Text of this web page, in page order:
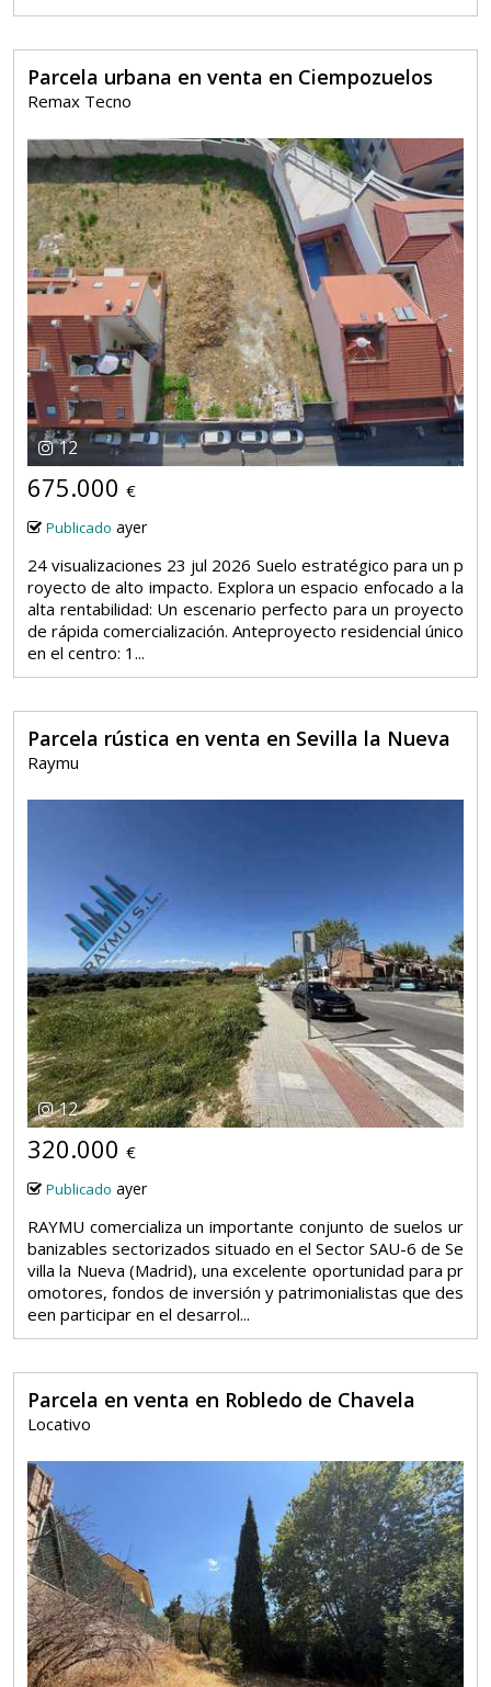
Parcela urbana en venta en Ciempozuelos
Remax Tecno
12
675.000 €
Publicado ayer
24 visualizaciones 23 jul 2026 Suelo estratégico para un p
royecto de alto impacto. Explora un espacio enfocado a la
alta rentabilidad: Un escenario perfecto para un proyecto
de rápida comercialización. Anteproyecto residencial único
en el centro: 1...
Parcela rústica en venta en Sevilla la Nueva
Raymu
12
320.000 €
Publicado ayer
RAYMU comercializa un importante conjunto de suelos ur
banizables sectorizados situado en el Sector SAU-6 de Se
villa la Nueva (Madrid), una excelente oportunidad para pr
omotores, fondos de inversión y patrimonialistas que des
een participar en el desarrol...
Parcela en venta en Robledo de Chavela
Locativo